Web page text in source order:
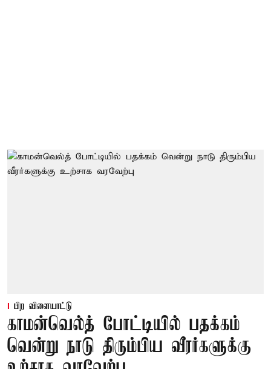
பிற விளையாட்டு
காமன்வெல்த் போட்டியில் பதக்கம்
வென்று நாடு திரும்பிய வீரர்களுக்கு